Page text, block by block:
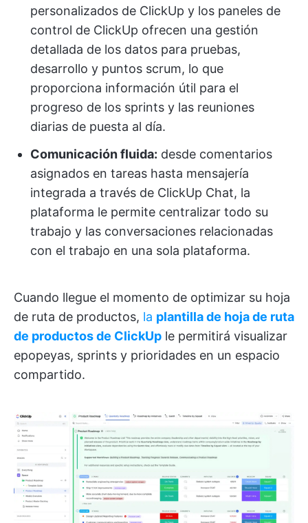
personalizados de ClickUp y los paneles de
control de ClickUp ofrecen una gestión
detallada de los datos para pruebas,
desarrollo y puntos scrum, lo que
proporciona información útil para el
progreso de los sprints y las reuniones
diarias de puesta al día.
Comunicación fluida: desde comentarios
asignados en tareas hasta mensajería
integrada a través de ClickUp Chat, la
plataforma le permite centralizar todo su
trabajo y las conversaciones relacionadas
con el trabajo en una sola plataforma.
Cuando llegue el momento de optimizar su hoja
de ruta de productos, la plantilla de hoja de ruta
de productos de ClickUp le permitirá visualizar
epopeyas, sprints y prioridades en un espacio
compartido.